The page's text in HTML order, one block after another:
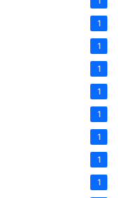
1
1
1
1
1
1
1
1